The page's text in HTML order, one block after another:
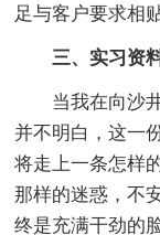
足与客户要求相
三、实习资
当我在向沙
并不明白，这一
将走上一条怎样
那样的迷惑，不
终是充满干劲的